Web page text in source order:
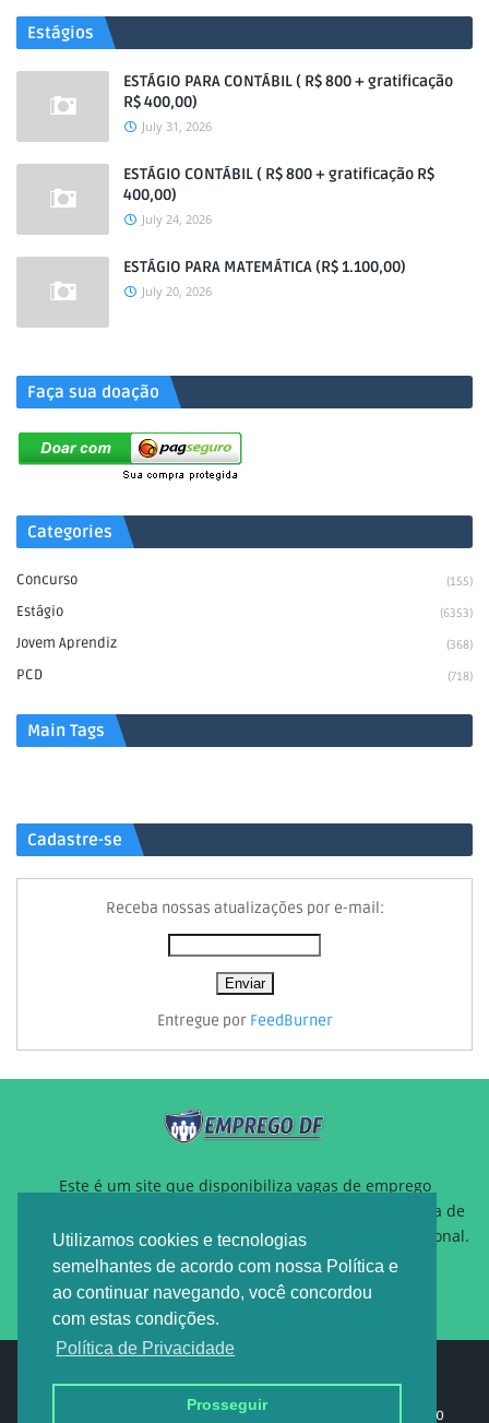
Utilizamos cookies e tecnologias
semelhantes de acordo com nossa Política e
ao continuar navegando, você concordou
com estas condições.
Política de Privacidade
Prosseguir
Estágios
ESTÁGIO PARA CONTÁBIL ( R$ 800 + gratificação
R$ 400,00)
July 31, 2026
ESTÁGIO CONTÁBIL ( R$ 800 + gratificação R$
400,00)
July 24, 2026
ESTÁGIO PARA MATEMÁTICA (R$ 1.100,00)
July 20, 2026
Faça sua doação
Categories
Concurso (155)
Estágio (6353)
Jovem Aprendiz (368)
PCD (718)
Main Tags
Cadastre-se
Receba nossas atualizações por e-mail:
Entregue por FeedBurner
Este é um site que disponibiliza vagas de emprego
gratuitamente para auxiliar pessoas que estão a procura de
um novo emprego ou querem reposicionamento profissional.
Política de privacidade Contato